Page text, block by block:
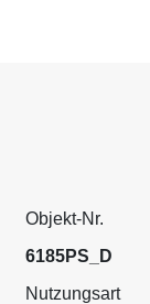
Objekt-Nr.
6185PS_D
Nutzungsart